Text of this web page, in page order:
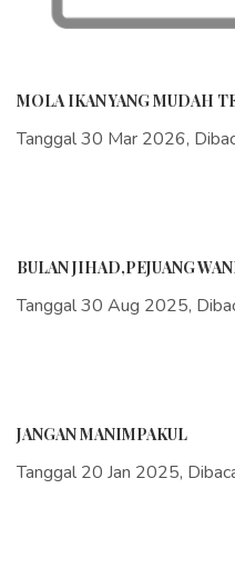
MOLA IKAN YANG MUDAH
Tanggal 30 Mar 2026,
BULAN JIHAD,PEJUANG
Tanggal 30 Aug 2025,
JANGAN MANIMPAKUL
Tanggal 20 Jan 2025,